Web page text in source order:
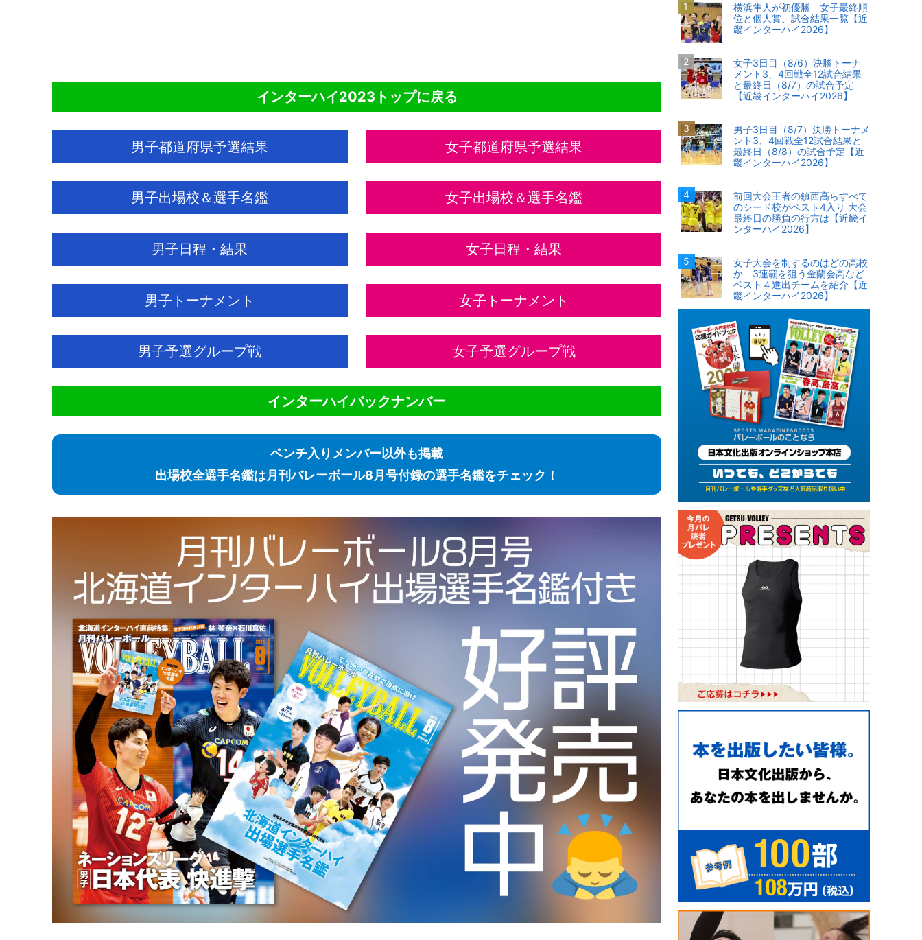
インターハイ2023トップに戻る
男子都道府県予選結果 女子都道府県予選結果
男子出場校＆選手名鑑 女子出場校＆選手名鑑
男子日程・結果 女子日程・結果
男子トーナメント 女子トーナメント
男子予選グループ戦 女子予選グループ戦
インターハイバックナンバー
ベンチ入りメンバー以外も掲載
出場校全選手名鑑は月刊バレーボール8月号付録の選手名鑑をチェック！
横浜隼人が初優勝 女子最終順
位と個人賞、試合結果一覧【近
畿インターハイ2026】
女子3日目（8/6）決勝トーナ
メント3、4回戦全12試合結果
と最終日（8/7）の試合予定
【近畿インターハイ2026】
男子3日目（8/7）決勝トーナメ
ント3、4回戦全12試合結果と
最終日（8/8）の試合予定【近
畿インターハイ2026】
前回大会王者の鎮西高らすべて
のシード校がベスト4入り 大会
最終日の勝負の行方は【近畿イ
ンターハイ2026】
女子大会を制するのはどの高校
か 3連覇を狙う金蘭会高など
ベスト４進出チームを紹介【近
畿インターハイ2026】